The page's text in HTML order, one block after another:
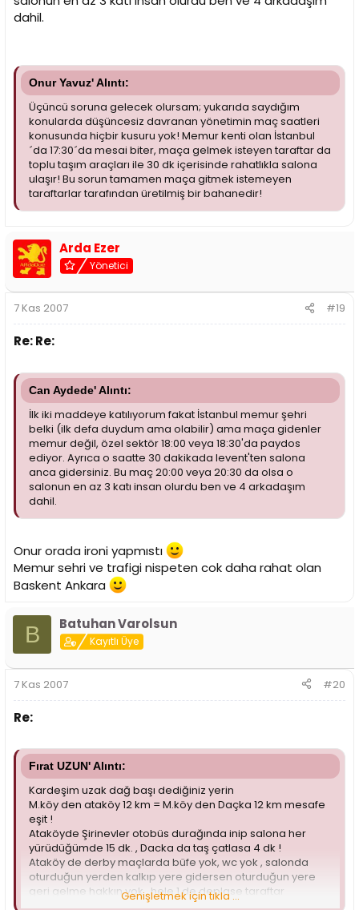
dahil.
Onur Yavuz' Alıntı:
Üçüncü soruna gelecek olursam; yukarıda saydığım
konularda düşüncesiz davranan yönetimin maç saatleri
konusunda hiçbir kusuru yok! Memur kenti olan İstanbul
´da 17:30´da mesai biter, maça gelmek isteyen taraftar da
toplu taşım araçları ile 30 dk içerisinde rahatlıkla salona
ulaşır! Bu sorun tamamen maça gitmek istemeyen
taraftarlar tarafından üretilmiş bir bahanedir!
Arda Ezer
Yönetici
7 Kas 2007 #19
Re: Re:
Can Aydede' Alıntı:
İlk iki maddeye katılıyorum fakat İstanbul memur şehri
belki (ilk defa duydum ama olabilir) ama maça gidenler
memur değil, özel sektör 18:00 veya 18:30'da paydos
ediyor. Ayrıca o saatte 30 dakikada levent'ten salona
anca gidersiniz. Bu maç 20:00 veya 20:30 da olsa o
salonun en az 3 katı insan olurdu ben ve 4 arkadaşım
dahil.
Onur orada ironi yapmıstı
Memur sehri ve trafigi nispeten cok daha rahat olan
Baskent Ankara
B Batuhan Varolsun
Kayıtlı Üye
7 Kas 2007 #20
Re:
Fırat UZUN' Alıntı:
Kardeşim uzak dağ başı dediğiniz yerin
M.köy den ataköy 12 km = M.köy den Daçka 12 km mesafe
eşit !
Ataköyde Şirinevler otobüs durağında inip salona her
yürüdüğümde 15 dk. , Dacka da taş çatlasa 4 dk !
Ataköy de derby maçlarda büfe yok, wc yok , salonda
oturduğun yerden kalkıp yere gidersen oturduğun yere
geri gelme hakkın yok , hele 1 de deplase taraftar
gelmişse kökten ..çtın.
Genişletmek için tıkla ...